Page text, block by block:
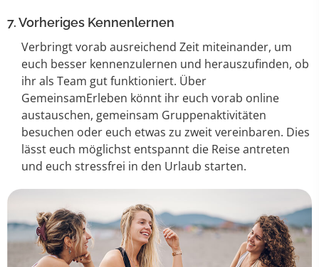
7. Vorheriges Kennenlernen
Verbringt vorab ausreichend Zeit miteinander, um
euch besser kennenzulernen und herauszufinden, ob
ihr als Team gut funktioniert. Über
GemeinsamErleben könnt ihr euch vorab online
austauschen, gemeinsam Gruppenaktivitäten
besuchen oder euch etwas zu zweit vereinbaren. Dies
lässt euch möglichst entspannt die Reise antreten
und euch stressfrei in den Urlaub starten.